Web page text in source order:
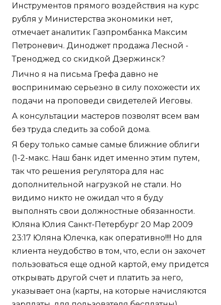
Инструментов прямого воздействия на курс
рубля у Министерства экономики нет,
отмечает аналитик Газпромбанка Максим
Петроневич. Диноджет продажа Лесной -
Треноджед со скидкой Дзержинск?
Лично я на письма Грефа давно не
воспринимаю серьезно в силу похожести их
подачи на проповеди свидетелей Иеговы.
А консультации мастеров позволят всем вам
без труда следить за собой дома.
Я беру только самые самые ближние облиги
(1-2-макс. Наш банк идет именно этим путем,
так что решения регулятора для нас
дополнительной нагрузкой не стали. Но
видимо никто не ожидал что я буду
выполнять свои должностные обязанности.
Юляна Юлия Санкт-Петербург 20 Мар 2009
23:17 Юляна Юлечка, как оперативно!!!! Но для
клиента неудобство в том, что, если он захочет
пользоваться еще одной картой, ему придется
открывать другой счет и платить за него,
указывает она (карты, на которые начисляются